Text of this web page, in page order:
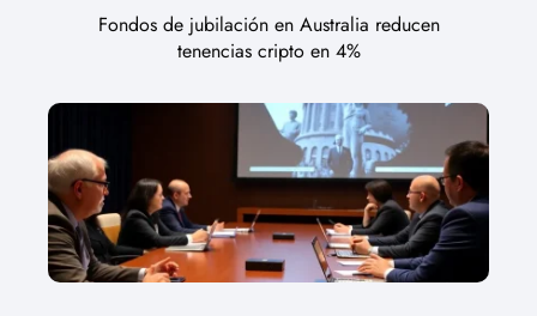
Fondos de jubilación en Australia reducen
tenencias cripto en 4%